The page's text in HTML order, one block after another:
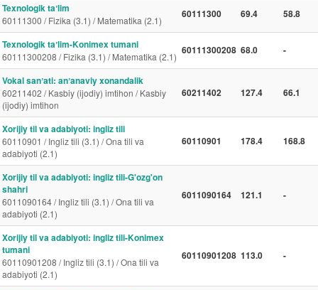
Texnologik taʼlim
60111300 / Fizika (3.1) / Matematika (2.1)
60111300 69.4 58.8
Texnologik taʼlim-Konimex tumani
60111300208 / Fizika (3.1) / Matematika (2.1)
60111300208 68.0 -
Vokal sanʼati: anʼanaviy xonandalik
60211402 / Kasbiy (ijodiy) imtihon / Kasbiy
(ijodiy) imtihon
60211402 127.4 66.1
Xorijiy til va adabiyoti: ingliz tili
60110901 / Ingliz tili (3.1) / Ona tili va
adabiyoti (2.1)
60110901 178.4 168.8
Xorijiy til va adabiyoti: ingliz tili-G'ozg'on
shahri
6011090164 / Ingliz tili (3.1) / Ona tili va
adabiyoti (2.1)
6011090164 121.1 -
Xorijiy til va adabiyoti: ingliz tili-Konimex
tumani
60110901208 / Ingliz tili (3.1) / Ona tili va
adabiyoti (2.1)
60110901208 113.0 -